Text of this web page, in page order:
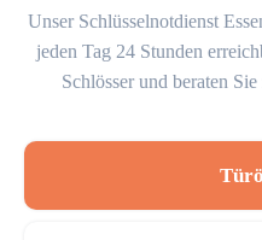
Unser Schlüsselnotdienst
jeden Tag 24 Stunden
Schlösser und beraten